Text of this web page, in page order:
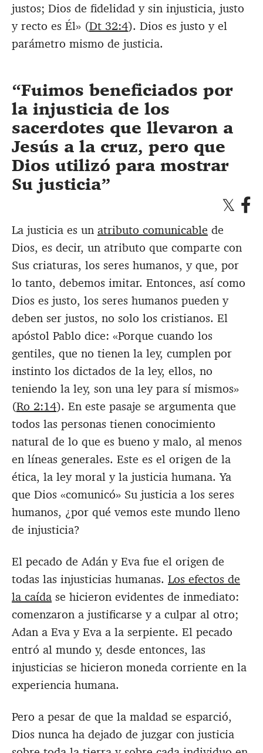
justos; Dios de fidelidad y sin injusticia, justo
y recto es Él» (Dt 32:4). Dios es justo y el
parámetro mismo de justicia.
Fuimos beneficiados por
la injusticia de los
sacerdotes que llevaron a
Jesús a la cruz, pero que
Dios utilizó para mostrar
Su justicia
La justicia es un atributo comunicable de
Dios, es decir, un atributo que comparte con
Sus criaturas, los seres humanos, y que, por
lo tanto, debemos imitar. Entonces, así como
Dios es justo, los seres humanos pueden y
deben ser justos, no solo los cristianos. El
apóstol Pablo dice: «Porque cuando los
gentiles, que no tienen la ley, cumplen por
instinto los dictados de la ley, ellos, no
teniendo la ley, son una ley para sí mismos»
(Ro 2:14). En este pasaje se argumenta que
todos las personas tienen conocimiento
natural de lo que es bueno y malo, al menos
en líneas generales. Este es el origen de la
ética, la ley moral y la justicia humana. Ya
que Dios «comunicó» Su justicia a los seres
humanos, ¿por qué vemos este mundo lleno
de injusticia?
El pecado de Adán y Eva fue el origen de
todas las injusticias humanas. Los efectos de
la caída se hicieron evidentes de inmediato:
comenzaron a justificarse y a culpar al otro;
Adan a Eva y Eva a la serpiente. El pecado
entró al mundo y, desde entonces, las
injusticias se hicieron moneda corriente en la
experiencia humana.
Pero a pesar de que la maldad se esparció,
Dios nunca ha dejado de juzgar con justicia